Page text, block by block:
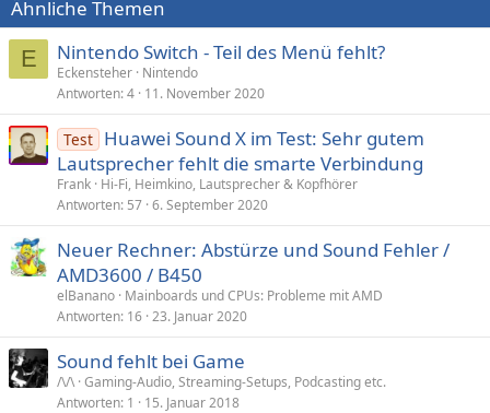
Ähnliche Themen
E Nintendo Switch - Teil des Menü fehlt?
Eckensteher Nintendo
Antworten 4 11. November 2020
Test Huawei Sound X im Test: Sehr gutem
Lautsprecher fehlt die smarte Verbindung
Frank Hi-Fi, Heimkino, Lautsprecher & Kopfhörer
Antworten 57 6. September 2020
Neuer Rechner: Abstürze und Sound Fehler /
AMD3600 / B450
elBanano Mainboards und CPUs: Probleme mit AMD
Antworten 16 23. Januar 2020
Sound fehlt bei Game
/\/\ Gaming-Audio, Streaming-Setups, Podcasting etc.
Antworten 1 15. Januar 2018